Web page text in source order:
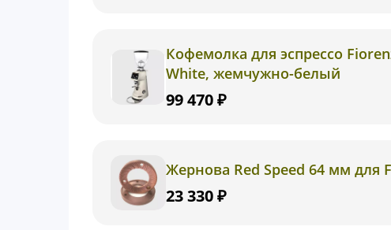
Кофемолка для эспрессо
White, жемчужно-белый
99 470 ₽
Жернова Red Speed 64 мм для
23 330 ₽